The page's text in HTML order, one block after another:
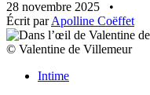
28 novembre 2025
•
Écrit parApolline Coëffet
© Valentine de Villemeur
Intime